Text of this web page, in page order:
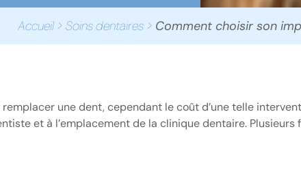
Accueil > Soins dentaires > Comment choisir son
une dent, cependant le coût d’une telle
et à l’emplacement de la clinique dentaire.